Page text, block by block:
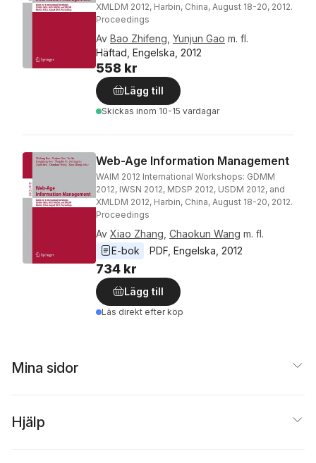
XMLDM 2012, Harbin, China, August 18-20, 2012.
Proceedings
Av Bao Zhifeng Yunjun Gao m. fl.
Häftad, Engelska, 2012
558 kr
Lägg till
Skickas inom 10-15 vardagar
Web-Age Information Management
WAIM 2012 International Workshops: GDMM
2012, IWSN 2012, MDSP 2012, USDM 2012, and
XMLDM 2012, Harbin, China, August 18-20, 2012.
Proceedings
Av Xiao Zhang Chaokun Wang m. fl.
E-bok
PDF Engelska 2012
734 kr
Lägg till
Läs direkt efter köp
Mina sidor
Hjälp